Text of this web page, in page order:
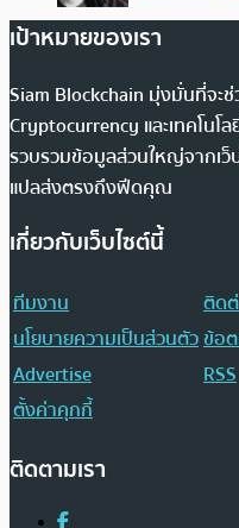
เป้าหมายของเรา
Siam Blockchain มุ่งมั่นที่จะ
Cryptocurrency และเทคโนโ
รวบรวมข้อมูลส่วนใหญ่จากเว็
แปลส่งตรงถึงฟีดคุณ
เกี่ยวกับเว็บไซต์นี้
ทีมงาน
ติด
นโยบายความเป็นส่วนตัวข้อ
Advertise
RSS
ตั้งค่าคุกกี้
ติดตามเรา